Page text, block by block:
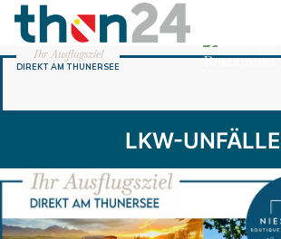
LKW-UNFÄLLE